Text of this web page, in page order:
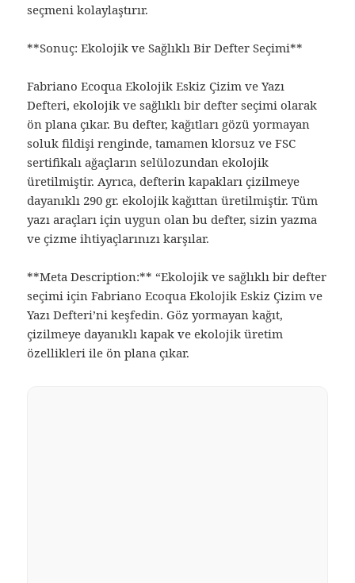
seçmeni kolaylaştırır.
**Sonuç: Ekolojik ve Sağlıklı Bir Defter Seçimi**
Fabriano Ecoqua Ekolojik Eskiz Çizim ve Yazı
Defteri, ekolojik ve sağlıklı bir defter seçimi olarak
ön plana çıkar. Bu defter, kağıtları gözü yormayan
soluk fildişi renginde, tamamen klorsuz ve FSC
sertifikalı ağaçların selülozundan ekolojik
üretilmiştir. Ayrıca, defterin kapakları çizilmeye
dayanıklı 290 gr. ekolojik kağıttan üretilmiştir. Tüm
yazı araçları için uygun olan bu defter, sizin yazma
ve çizme ihtiyaçlarınızı karşılar.
**Meta Description:** “Ekolojik ve sağlıklı bir defter
seçimi için Fabriano Ecoqua Ekolojik Eskiz Çizim ve
Yazı Defteri’ni keşfedin. Göz yormayan kağıt,
çizilmeye dayanıklı kapak ve ekolojik üretim
özellikleri ile ön plana çıkar.